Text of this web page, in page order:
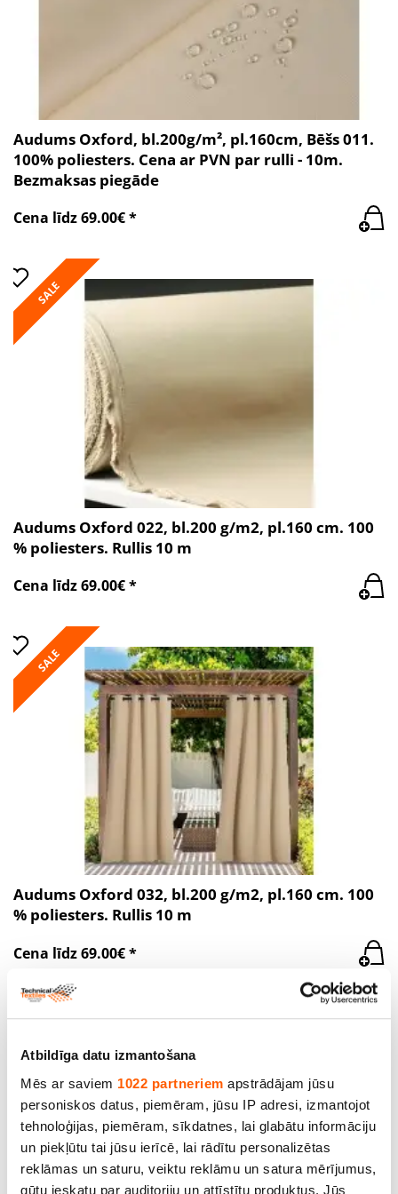
Atbildīga datu izmantošana
Mēs ar saviem 1022 partneriem apstrādājam jūsu
personiskos datus, piemēram, jūsu IP adresi, izmantojot
tehnoloģijas, piemēram, sīkdatnes, lai glabātu informāciju
un piekļūtu tai jūsu ierīcē, lai rādītu personalizētas
reklāmas un saturu, veiktu reklāmu un satura mērījumus,
gūtu ieskatu par auditoriju un attīstītu produktus. Jūs
Audums Oxford, bl.200g/m², pl.160cm, Bēšs 011.
100% poliesters. Cena ar PVN par rulli - 10m.
Bezmaksas piegāde
Cena līdz 69.00€ *
SALE
Audums Oxford 022, bl.200 g/m2, pl.160 cm. 100
% poliesters. Rullis 10 m
Cena līdz 69.00€ *
SALE
Audums Oxford 032, bl.200 g/m2, pl.160 cm. 100
% poliesters. Rullis 10 m
Cena līdz 69.00€ *
SALE